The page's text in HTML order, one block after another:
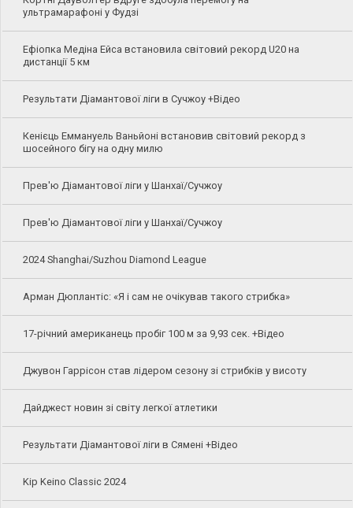
ультрамарафоні у Фудзі
Ефіопка Медіна Ейса встановила світовий рекорд U20 на
дистанції 5 км
Результати Діамантової ліги в Сучжоу +Відео
Кенієць Еммануель Ваньйоні встановив світовий рекорд з
шосейного бігу на одну милю
Прев'ю Діамантової ліги у Шанхаї/Сучжоу
Прев'ю Діамантової ліги у Шанхаї/Сучжоу
2024 Shanghai/Suzhou Diamond League
Арман Дюплантіс: «Я і сам не очікував такого стрибка»
17-річний американець пробіг 100 м за 9,93 сек. +Відео
Джувон Гаррісон став лідером сезону зі стрибків у висоту
Дайджест новин зі світу легкої атлетики
Результати Діамантової ліги в Сямені +Відео
Kip Keino Classic 2024